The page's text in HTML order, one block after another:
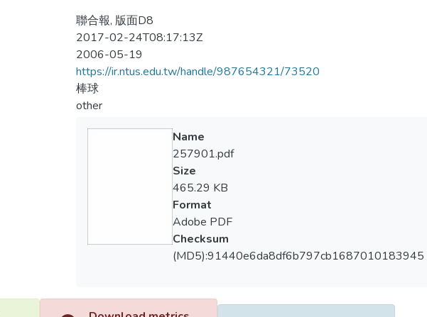
聯合報, 版面D8
2017-02-24T08:17:13Z
2006-05-19
https://ir.ntus.edu.tw/handle/987654321/73520
棒球
other
Name
257901.pdf
Size
465.29 KB
Format
Adobe PDF
Checksum
(MD5):91440e6da8df6b797cb1687010183945